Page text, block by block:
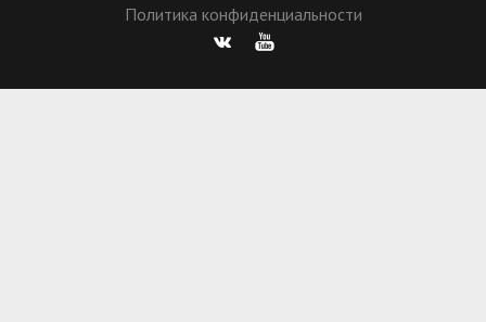
Политика конфиденциальности